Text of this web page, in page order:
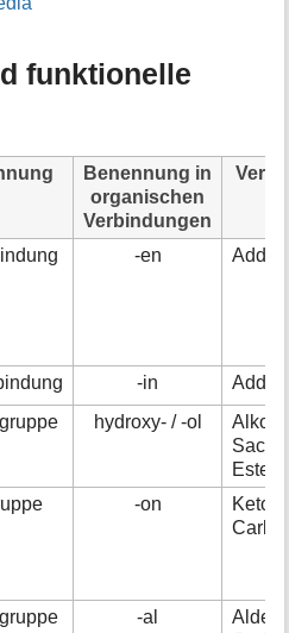
funktionelle
Benennung in
organischen
Verbindungen
-en
-in
hydroxy- / -ol
Ester
-on
-al